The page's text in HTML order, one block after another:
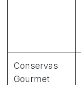
Conservas
Gourmet